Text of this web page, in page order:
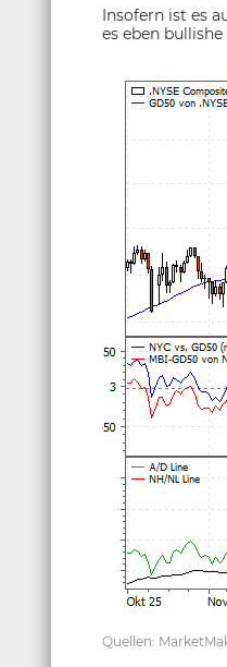
Insofern ist es
es eben
Quellen: